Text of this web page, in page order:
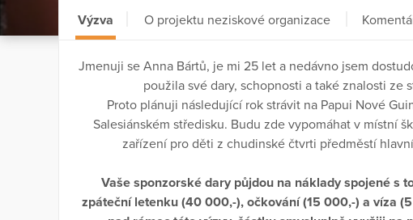
Výzva O projektu neziskové organizace
Jmenuji se Anna Bártů, je mi 25 let a nedávno jsem
použila své dary, schopnosti a také znalosti ze
Proto plánuji následující rok strávit na Papui Nové
Salesiánském středisku. Budu zde vypomáhat v místní
zařízení pro děti z chudinské čtvrti předměstí
Vaše sponzorské dary půjdou na náklady spojené s
zpáteční letenku (40 000,-), očkování (15 000,-) a víza